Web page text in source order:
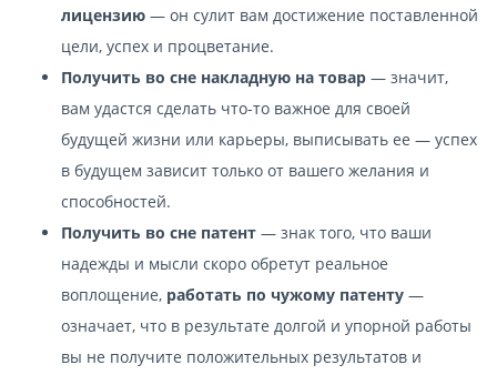
лицензию — он сулит вам достижение поставленной
цели, успех и процветание.
Получить во сне накладную на товар — значит,
вам удастся сделать что-то важное для своей
будущей жизни или карьеры, выписывать ее — успех
в будущем зависит только от вашего желания и
способностей.
Получить во сне патент — знак того, что ваши
надежды и мысли скоро обретут реальное
воплощение, работать по чужому патенту —
означает, что в результате долгой и упорной работы
вы не получите положительных результатов и